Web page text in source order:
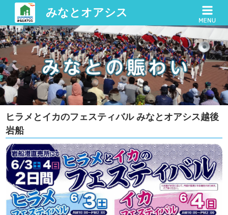
みなとオアシス
ヒラメとイカのフェスティバル みなとオアシス越後
岩船